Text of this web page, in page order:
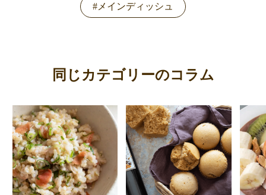
#メインディッシュ
同じカテゴリーのコラム